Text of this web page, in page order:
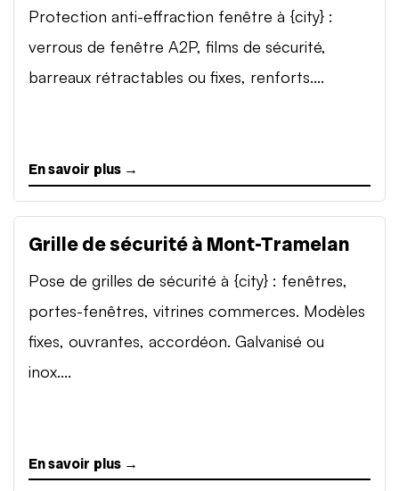
Protection anti-effraction fenêtre à {city} :
verrous de fenêtre A2P, films de sécurité,
barreaux rétractables ou fixes, renforts....
En savoir plus →
Grille de sécurité à Mont-Tramelan
Pose de grilles de sécurité à {city} : fenêtres,
portes-fenêtres, vitrines commerces. Modèles
fixes, ouvrantes, accordéon. Galvanisé ou
inox....
En savoir plus →